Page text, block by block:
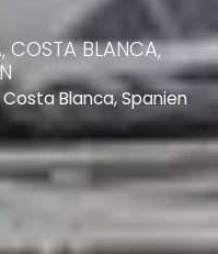
COSTA BLANCA,
Blanca, Spanien